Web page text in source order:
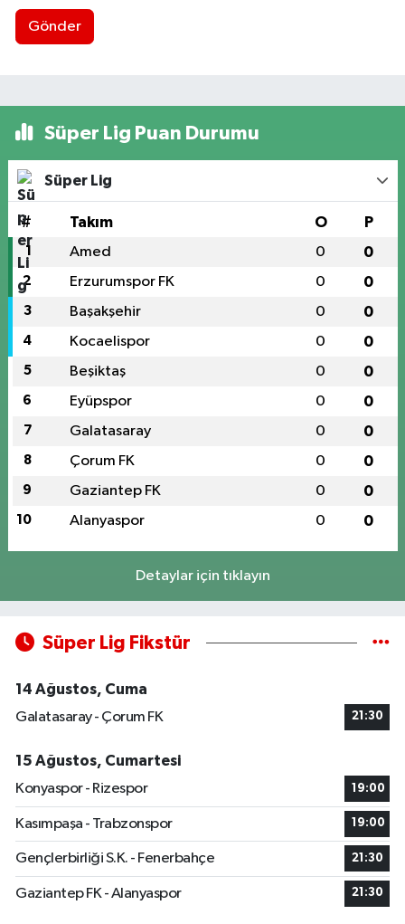
Gönder
Süper Lig Puan Durumu
Süper Lig
# Takım O P
1 Amed 0 0
2 Erzurumspor FK 0 0
3 Başakşehir 0 0
4 Kocaelispor 0 0
5 Beşiktaş 0 0
6 Eyüpspor 0 0
7 Galatasaray 0 0
8 Çorum FK 0 0
9 Gaziantep FK 0 0
10 Alanyaspor 0 0
Detaylar için tıklayın
Süper Lig Fikstür
14 Ağustos, Cuma
Galatasaray - Çorum FK
21:30
15 Ağustos, Cumartesi
Konyaspor - Rizespor
19:00
Kasımpaşa - Trabzonspor 19:00
Gençlerbirliği S.K. - Fenerbahçe 21:30
Gaziantep FK - Alanyaspor 21:30